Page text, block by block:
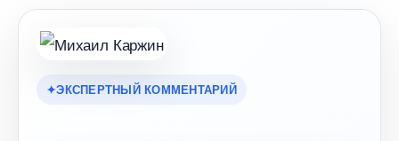
ЭКСПЕРТНЫЙ КОММЕНТАРИЙ